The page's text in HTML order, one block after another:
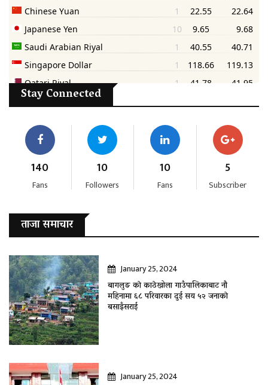
Stay Connected
140
Fans
10
Followers
10
Fans
5
Subscriber
ताजा समाचार
January 25, 2024
बागलुङ काे काठेखोला गाउँपालिकाबाट नौ
महिनामा ६८ परिवारका दुई सय ५२ जनाकाे
बसाइँसराई
January 25, 2024